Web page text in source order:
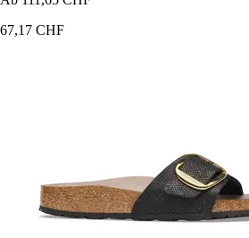
67,17 CHF